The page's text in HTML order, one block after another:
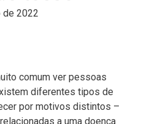
de 2022
comum ver pessoas
diferentes tipos de
por motivos distintos –
a uma doença